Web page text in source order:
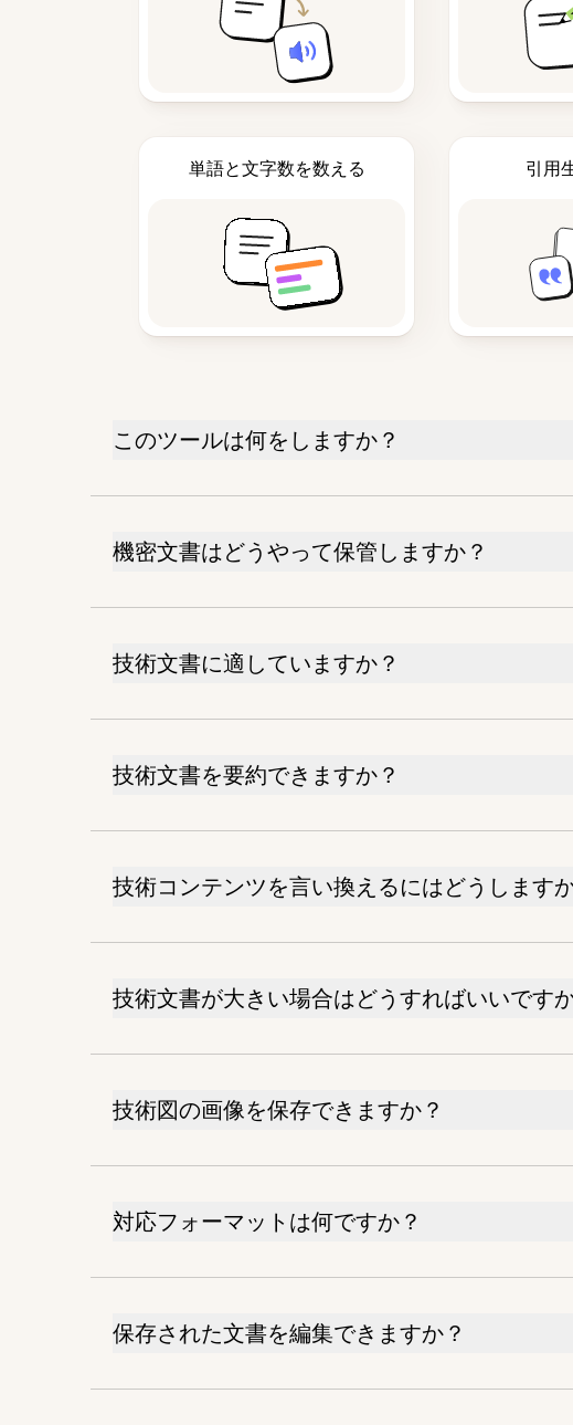
単語と文字数を数える 引用
このツールは何をしますか？
機密文書はどうやって保管しますか？
技術文書に適していますか？
技術文書を要約できますか？
技術コンテンツを言い換えるにはどうします
技術文書が大きい場合はどうすればいいです
技術図の画像を保存できますか？
対応フォーマットは何ですか？
保存された文書を編集できますか？